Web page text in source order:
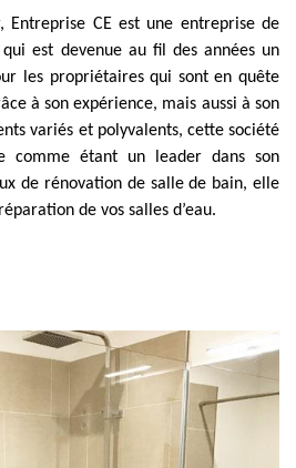
Entreprise CE est une entreprise de
est devenue au fil des années un
les propriétaires qui sont en quête
à son expérience, mais aussi à son
variés et polyvalents, cette société
comme étant un leader dans son
de rénovation de salle de bain, elle
de vos salles d’eau.